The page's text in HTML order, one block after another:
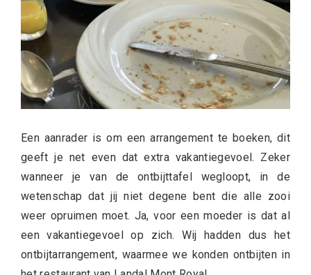
Een aanrader is om een arrangement te boeken, dit
geeft je net even dat extra vakantiegevoel. Zeker
wanneer je van de ontbijttafel wegloopt, in de
wetenschap dat jij niet degene bent die alle zooi
weer opruimen moet. Ja, voor een moeder is dat al
een vakantiegevoel op zich. Wij hadden dus het
ontbijtarrangement, waarmee we konden ontbijten in